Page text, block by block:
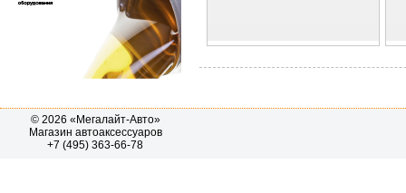
© 2026 «Мегалайт-Авто»
Магазин автоаксессуаров
+7 (495) 363-66-78